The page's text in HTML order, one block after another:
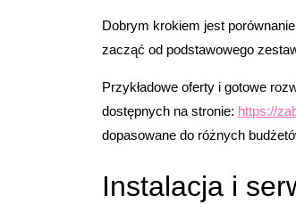
Dobrym krokiem jest
zacząć od podstawowego
Przykładowe oferty i gotowe
dostępnych na stronie: https://
dopasowane do różnych
Instalacja i